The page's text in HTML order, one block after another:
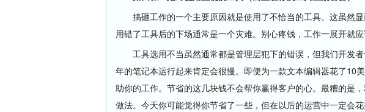
搞砸工作的一个主要原因就是使用了不恰当的工具。这虽然显
用错了工具后的下场通常是一个灾难。别心疼钱，工作一展开就应
工具选用不当虽然通常都是管理层犯下的错误，但我们开发者
年的笔记本运行起来肯定会很慢。即便为一款文本编辑器花了10
助你的工作。节省的这几块钱不会帮你赢得客户的心。最糟的是
做法。今天你可能觉得你节省了一些，但在以后的运营中一定会